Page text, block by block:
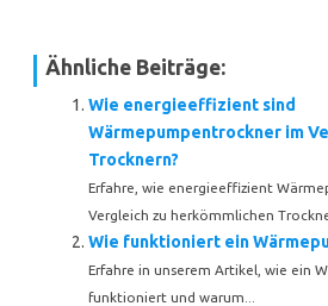
Ähnliche Beiträge:
Wie energieeffizient sind
Wärmepumpentrockner im
Trocknern?
Erfahre, wie energieeffizient
Vergleich zu herkömmlichen
Wie funktioniert ein
Erfahre in unserem Artikel, wie ein
funktioniert und warum...